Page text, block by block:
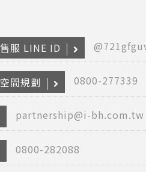
服 LINE ID
間規劃 0800-277339
partnership@i-bh.com.tw
0800-282088